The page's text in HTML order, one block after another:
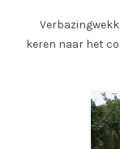
keren naar het